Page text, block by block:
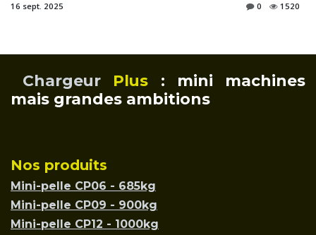
16 sept. 2025 0 1520
Chargeur Plus : mini machines
mais grandes ambitions
Nos produits
Mini-pelle CP06 - 685kg
Mini-pelle CP09 - 900kg
Mini-pelle CP12 - 1000kg